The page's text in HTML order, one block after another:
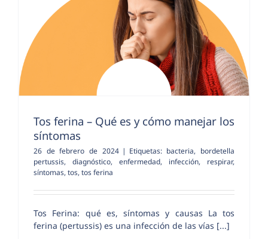
Tos ferina – Qué es y cómo manejar los
síntomas
26 de febrero de 2024 | Etiquetas: bacteria, bordetella
pertussis, diagnóstico, enfermedad, infección, respirar,
síntomas, tos, tos ferina
Tos Ferina: qué es, síntomas y causas La tos
ferina (pertussis) es una infección de las vías [...]